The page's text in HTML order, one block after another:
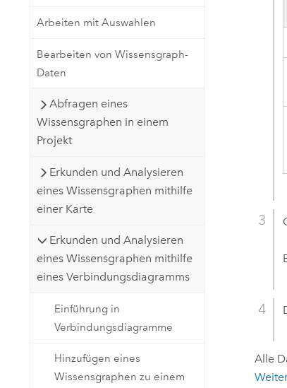
Arbeiten mit Auswahlen
Bearbeiten von Wissensgraph-
Daten
Abfragen eines
Wissensgraphen in einem
Projekt
Erkunden und Analysieren
eines Wissensgraphen mithilfe
einer Karte
Erkunden und Analysieren
eines Wissensgraphen mithilfe
eines Verbindungsdiagramms
Einführung in
Verbindungsdiagramme
Hinzufügen eines
Wissensgraphen zu einem
Alle